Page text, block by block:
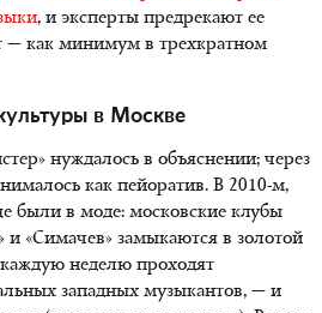
, и эксперты предрекают ее
— как минимум в трехкратном
в Москве
нуждалось в объяснении; через
как пейоратив. В 2010-м,
были в моде: московские клубы
и «Симачев» замыкаются в золотой
неделю проходят
западных музыкантов, — и